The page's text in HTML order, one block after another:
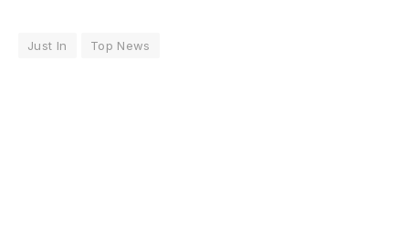
Just In Top News